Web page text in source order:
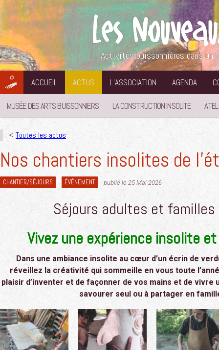
Aller
contenu
Activités buissonnières dans
ACCUEIL ACTUS L’ASSOCIATION AGENDA
MUSÉE DES ARTS BUISSONNIERS LA CONSTRUCTION INSOLITE
< Toutes les actus
Nos chantiers insolites de
CHANTIER/SÉJOURS ÉVÉNEMENT publié le 25 Mai 2026
Séjours adultes et
Vivez une expérience insolite
Dans une ambiance insolite au cœur d’un écrin de
réveillez la créativité qui sommeille en vous toute
plaisir d’inventer et de façonner de vos mains et de vivre
savourer seul ou à partager en